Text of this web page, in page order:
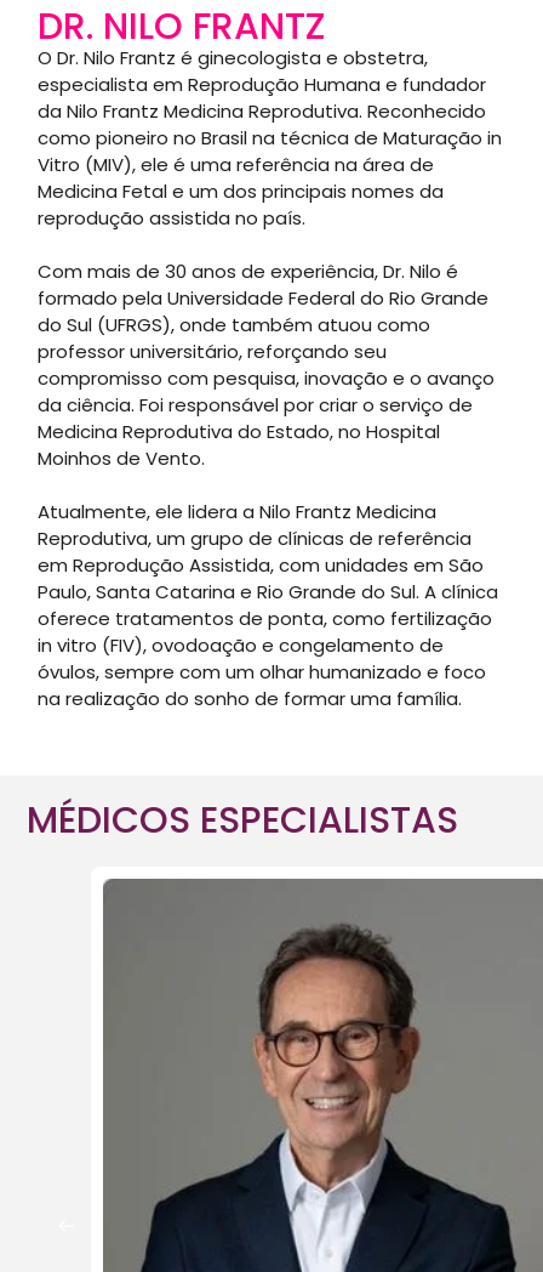
DR. NILO FRANTZ
O Dr. Nilo Frantz é ginecologista e obstetra,
especialista em Reprodução Humana e fundador
da Nilo Frantz Medicina Reprodutiva. Reconhecido
como pioneiro no Brasil na técnica de Maturação in
Vitro (MIV), ele é uma referência na área de
Medicina Fetal e um dos principais nomes da
reprodução assistida no país.
Com mais de 30 anos de experiência, Dr. Nilo é
formado pela Universidade Federal do Rio Grande
do Sul (UFRGS), onde também atuou como
professor universitário, reforçando seu
compromisso com pesquisa, inovação e o avanço
da ciência. Foi responsável por criar o serviço de
Medicina Reprodutiva do Estado, no Hospital
Moinhos de Vento.
Atualmente, ele lidera a Nilo Frantz Medicina
Reprodutiva, um grupo de clínicas de referência
em Reprodução Assistida, com unidades em São
Paulo, Santa Catarina e Rio Grande do Sul. A clínica
oferece tratamentos de ponta, como fertilização
in vitro (FIV), ovodoação e congelamento de
óvulos, sempre com um olhar humanizado e foco
na realização do sonho de formar uma família.
MÉDICOS ESPECIALISTAS